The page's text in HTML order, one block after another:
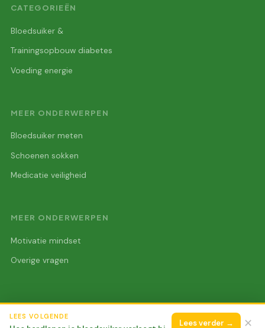
CATEGORIEËN
Bloedsuiker &
Trainingsopbouw diabetes
Voeding energie
MEER ONDERWERPEN
Bloedsuiker meten
Schoenen sokken
Medicatie veiligheid
MEER ONDERWERPEN
Motivatie mindset
Overige vragen
© 2026 DiaBeatIt Run Alle rechten voorbehouden.
LEES VOLGENDE
Lees verder → ✕